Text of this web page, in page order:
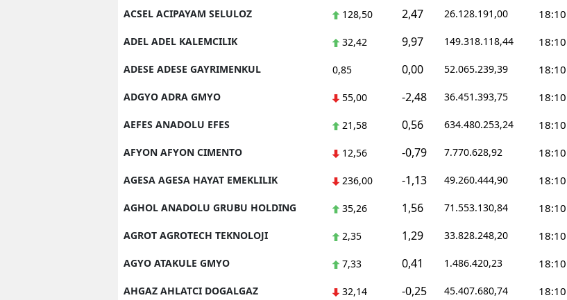
ACSEL ACIPAYAM SELULOZ 128,50 2,47 26.128.191,00 18:10
ADEL ADEL KALEMCILIK 32,42 9,97 149.318.118,44 18:10
ADESE ADESE GAYRIMENKUL 0,85 0,00 52.065.239,39 18:10
ADGYO ADRA GMYO 55,00 -2,48 36.451.393,75 18:10
AEFES ANADOLU EFES 21,58 0,56 634.480.253,24 18:10
AFYON AFYON CIMENTO 12,56 -0,79 7.770.628,92 18:10
AGESA AGESA HAYAT EMEKLILIK 236,00 -1,13 49.260.444,90 18:10
AGHOL ANADOLU GRUBU HOLDING 35,26 1,56 71.553.130,84 18:10
AGROT AGROTECH TEKNOLOJI 2,35 1,29 33.828.248,20 18:10
AGYO ATAKULE GMYO 7,33 0,41 1.486.420,23 18:10
AHGAZ AHLATCI DOGALGAZ 32,14 -0,25 45.407.680,74 18:10